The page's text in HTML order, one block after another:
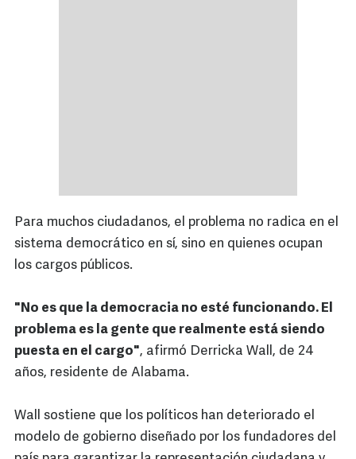
Para muchos ciudadanos, el problema no radica en el
sistema democrático en sí, sino en quienes ocupan
los cargos públicos.
"No es que la democracia no esté funcionando. El
problema es la gente que realmente está siendo
puesta en el cargo", afirmó Derricka Wall, de 24
años, residente de Alabama.
Wall sostiene que los políticos han deteriorado el
modelo de gobierno diseñado por los fundadores del